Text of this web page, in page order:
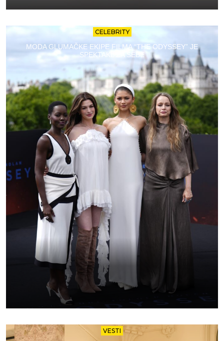
CELEBRITY
MODA GLUMAČKE EKIPE FILMA “THE ODYSSEY” JE
SPEKTAKL ZA SEBE
VESTI